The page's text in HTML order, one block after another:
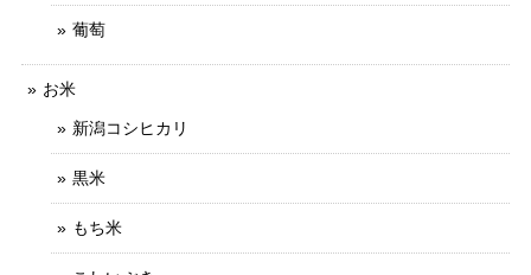
葡萄
お米
新潟コシヒカリ
黒米
もち米